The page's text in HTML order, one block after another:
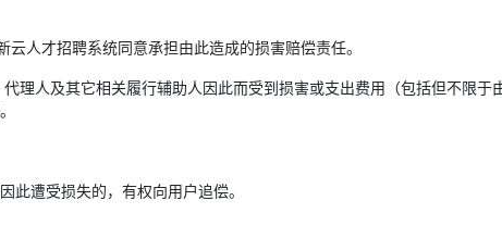
人才招聘系统同意承担由此造成的损害赔偿责任。
理人及其它相关履行辅助人因此而受到损害或支出费用（包括但不限于
此遭受损失的，有权向用户追偿。